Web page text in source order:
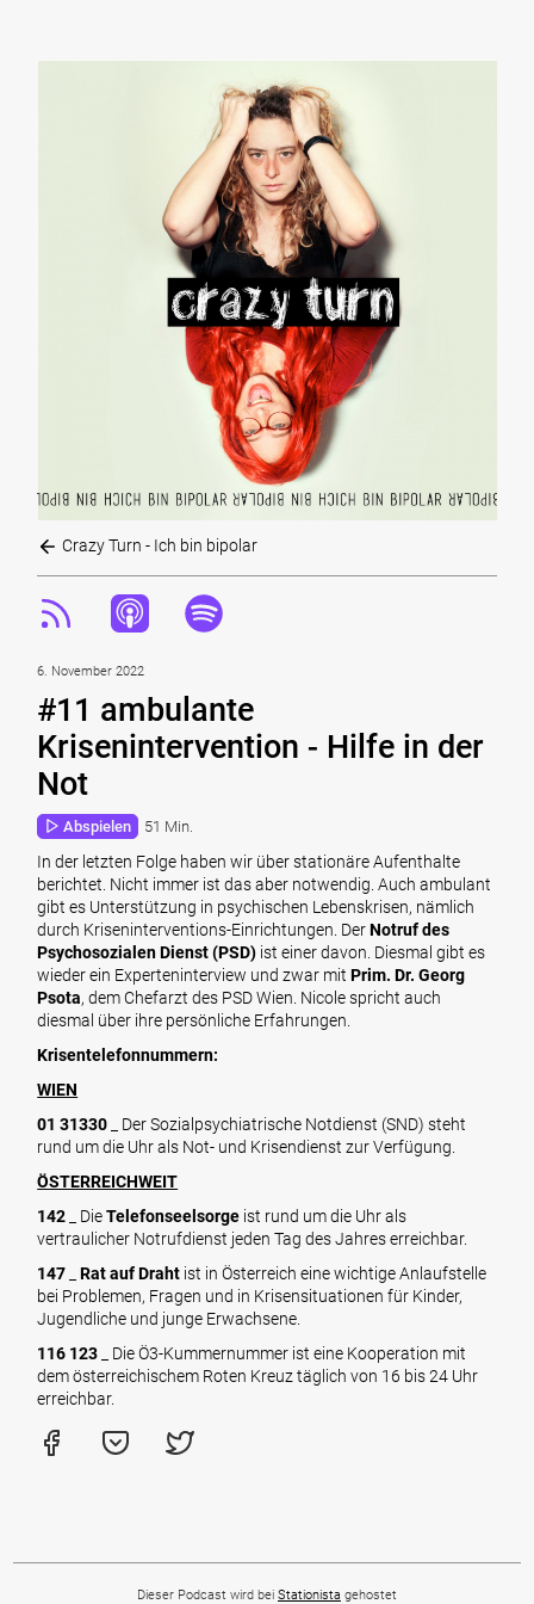
Crazy Turn - Ich bin bipolar
6. November 2022
#11 ambulante
Krisenintervention - Hilfe in der
Not
Abspielen 51 Min.
In der letzten Folge haben wir über stationäre Aufenthalte
berichtet. Nicht immer ist das aber notwendig. Auch ambulant
gibt es Unterstützung in psychischen Lebenskrisen, nämlich
durch Kriseninterventions-Einrichtungen. DerNotruf des
Psychosozialen Dienst (PSD) ist einer davon. Diesmal gibt es
wieder ein Experteninterview und zwar mitPrim. Dr. Georg
Psota, dem Chefarzt des PSD Wien. Nicole spricht auch
diesmal über ihre persönliche Erfahrungen.
Krisentelefonnummern:
WIEN
01 31330 _ Der Sozialpsychiatrische Notdienst (SND) steht
rund um die Uhr als Not- und Krisendienst zur Verfügung.
ÖSTERREICHWEIT
142
_ DieTelefonseelsorge ist rund um die Uhr als
vertraulicher Notrufdienst jeden Tag des Jahres erreichbar.
147
_Rat auf Draht ist in Österreich eine wichtige Anlaufstelle
bei Problemen, Fragen und in Krisensituationen für Kinder,
Jugendliche und junge Erwachsene.
116 123 _ Die Ö3-Kummernummer ist eine Kooperation mit
dem österreichischem Roten Kreuz täglich von 16 bis 24 Uhr
erreichbar.
Dieser Podcast wird bei Stationista gehostet